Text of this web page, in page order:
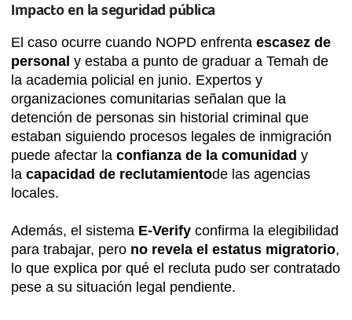
Impacto en la seguridad pública
El caso ocurre cuando NOPD enfrenta escasez de
personal y estaba a punto de graduar a Temah de
la academia policial en junio. Expertos y
organizaciones comunitarias señalan que la
detención de personas sin historial criminal que
estaban siguiendo procesos legales de inmigración
puede afectar la confianza de la comunidad y
la capacidad de reclutamientode las agencias
locales.
Además, el sistema E-Verify confirma la elegibilidad
para trabajar, pero no revela el estatus migratorio,
lo que explica por qué el recluta pudo ser contratado
pese a su situación legal pendiente.